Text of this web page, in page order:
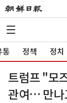
통 정책 정치
트럼프 "모
관여… 만나